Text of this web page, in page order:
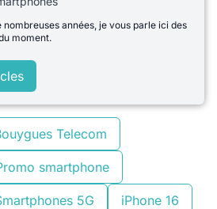
années, je vous parle ici des
moment.
Telecom
smartphone
5G iPhone 16